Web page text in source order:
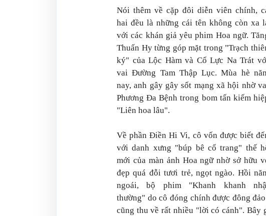
Nói thêm về cặp đôi diễn viên chính,
hai đều là những cái tên không còn xa
với các khán giả yêu phim Hoa ngữ.
Thuấn Hy từng góp mặt trong "Trạch
ký" của Lộc Hàm và Cổ Lực Na Trát
vai Đường Tam Thập Lục. Mùa hè
nay, anh gây gây sốt mạng xã hội nhờ
Phương Đa Bệnh trong bom tấn kiếm
"Liên hoa lâu".
Về phần Điền Hi Vi, cô vốn được biết
với danh xưng "búp bê cổ trang" thế
mới của màn ảnh Hoa ngữ nhờ sở hữu
đẹp quá đỗi tươi trẻ, ngọt ngào. Hồi
ngoái, bộ phim "Khanh khanh
thường" do cô đóng chính được đông
cũng thu về rất nhiều "lời có cánh". Bây